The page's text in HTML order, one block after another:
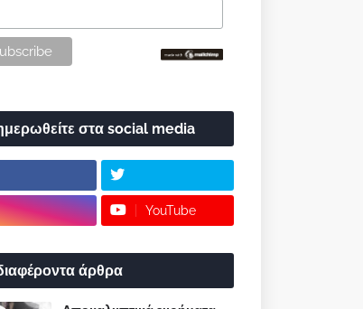
στα social media
YouTube
άρθρα